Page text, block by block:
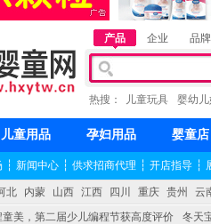
产品 企业 品牌
热搜： 儿童玩具 婴幼
儿童用品 孕妇用品 婴童店
┆ 新闻中心 ┆ 供求招商代理 ┆ 开店指导 ┆
北 内蒙 山西 江西 四川 重庆 贵州
云
美，第二届少儿编程节获高度评价
冬天